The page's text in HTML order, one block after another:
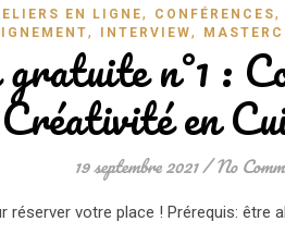
EN LIGNE, CONFÉRENCES,
, INTERVIEW,
n°1 :
Créativité en
19 septembre 2021/No
réserver votre place ! Prérequis: être